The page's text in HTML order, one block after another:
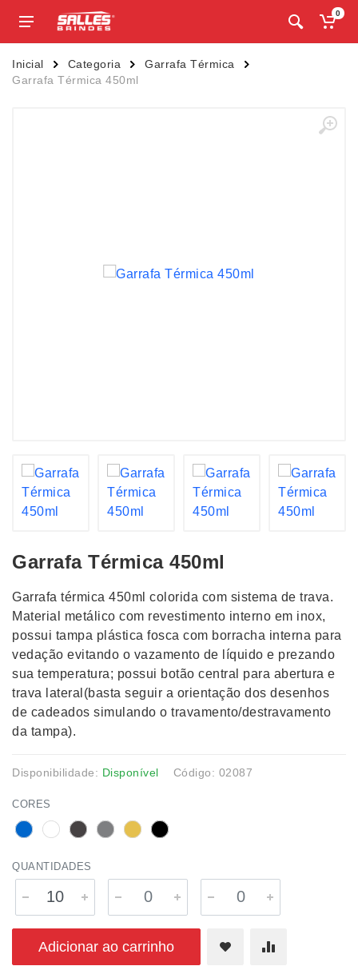
0
Inicial Categoria
Garrafa Térmica
Garrafa Térmica 450ml
Garrafa Térmica 450ml
Garrafa térmica 450ml colorida com sistema de trava.
Material metálico com revestimento interno em inox,
possui tampa plástica fosca com borracha interna para
vedação evitando o vazamento de líquido e prezando
sua temperatura; possui botão central para abertura e
trava lateral(basta seguir a orientação dos desenhos
de cadeados simulando o travamento/destravamento
da tampa).
Disponibilidade: Disponível Código: 02087
CORES
QUANTIDADES
Adicionar ao carrinho